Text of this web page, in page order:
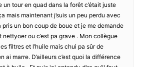
un tour en quad dans la forêt c’était juste
mais maintenant j’suis un peu perdu avec
pris un bon coup de boue et je me demande
nettyoer ou c’est pa grave . Mon collègue
filtres et l’huile mais chui pa sûr de
ai marre. D’ailleurs c’est quoi la différence